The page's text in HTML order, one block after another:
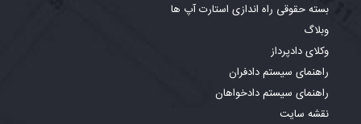
بسته حقوقی راه اندازی استارت آپ ها
وبلاگ
وکلای دادپرداز
راهنمای سیستم دادفران
راهنمای سیستم دادخواهان
نقشه سایت